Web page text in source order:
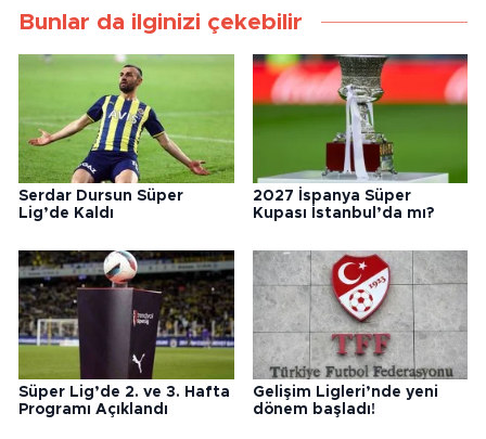
Bunlar da ilginizi çekebilir
Serdar Dursun Süper
Lig’de Kaldı
2027 İspanya Süper
Kupası İstanbul’da mı?
Süper Lig’de 2. ve 3. Hafta
Programı Açıklandı
Gelişim Ligleri’nde yeni
dönem başladı!